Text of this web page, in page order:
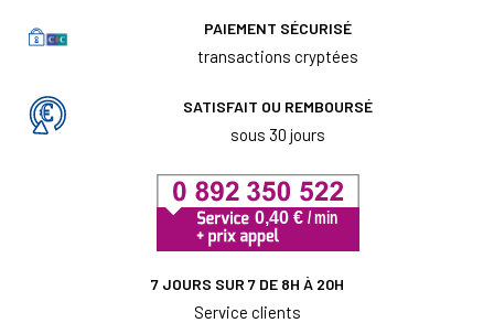
PAIEMENT SÉCURISÉ
transactions cryptées
SATISFAIT OU REMBOURSÉ
sous 30 jours
7 JOURS SUR 7 DE 8H À 20H
Service clients